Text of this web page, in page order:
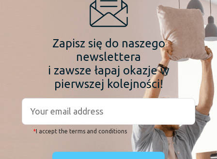
Zapisz się do naszego
newslettera
i zawsze łapaj okazje w
pierwszej kolejności!
* I accept the terms and conditions